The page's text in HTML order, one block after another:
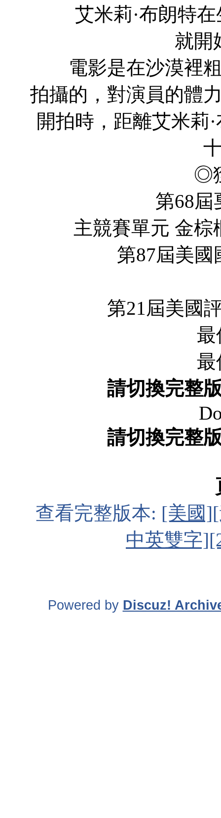
艾米莉·布朗特在
就開
電影是在沙漠裡粗
拍攝的，對演員的體
開拍時，距離艾米莉
◎
第68屆戛
主競賽單元 金棕
第87屆美國
第21屆美國評
最佳
最佳
請切換完整
請切換完整
查看完整版本: [美國
中英雙字
Powered by Discuz!